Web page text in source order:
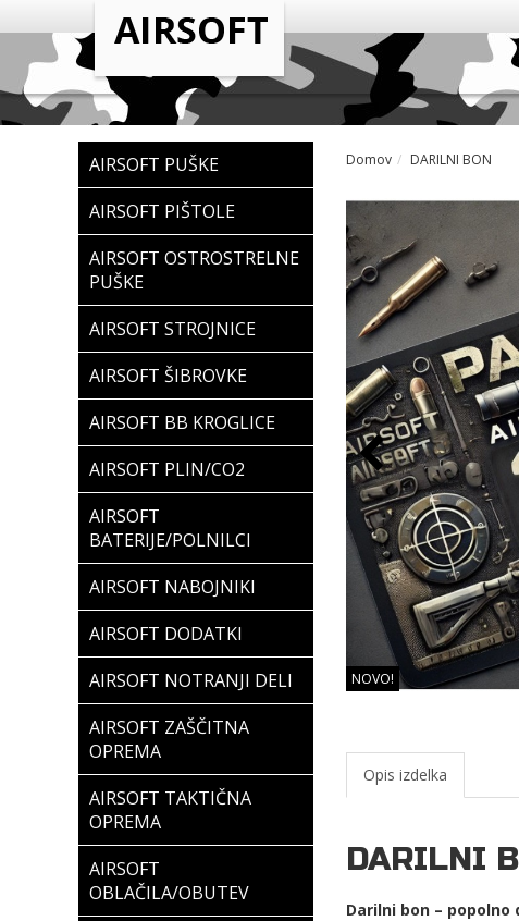
AIRSOFT PUŠKE
AIRSOFT PIŠTOLE
AIRSOFT OSTROSTRELNE
PUŠKE
AIRSOFT STROJNICE
AIRSOFT ŠIBROVKE
AIRSOFT BB KROGLICE
AIRSOFT PLIN/CO2
AIRSOFT
BATERIJE/POLNILCI
AIRSOFT NABOJNIKI
AIRSOFT DODATKI
AIRSOFT NOTRANJI DELI
AIRSOFT ZAŠČITNA
OPREMA
AIRSOFT TAKTIČNA
OPREMA
AIRSOFT
OBLAČILA/OBUTEV
Domov DARILNI BON
NOVO!
Opis izdelka
DARILNI
Darilni bon –